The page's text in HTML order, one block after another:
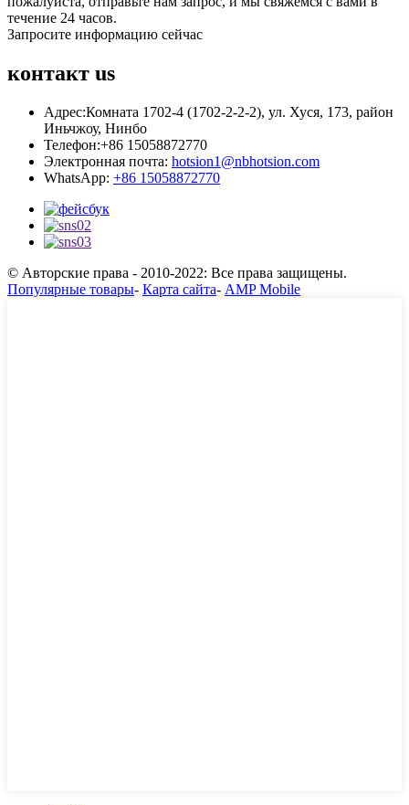
течение 24 часов.
Запросите информацию сейчас
контакт us
Адрес:Комната 1702-4 (1702-2-2-2), ул. Хуся, 173, район
Иньчжоу, Нинбо
Телефон:+86 15058872770
Электронная почта: hotsion1@nbhotsion.com
WhatsApp: +86 15058872770
© Авторские права - 2010-2022: Все права защищены.
Популярные товары- Карта сайта- AMP Mobile